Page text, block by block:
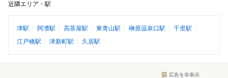
近隣エリア・駅
津駅 阿漕駅 高茶屋駅 東青山駅 榊原温泉口駅
千里駅
江戸橋駅
津新町駅 久居駅
広告を非表示